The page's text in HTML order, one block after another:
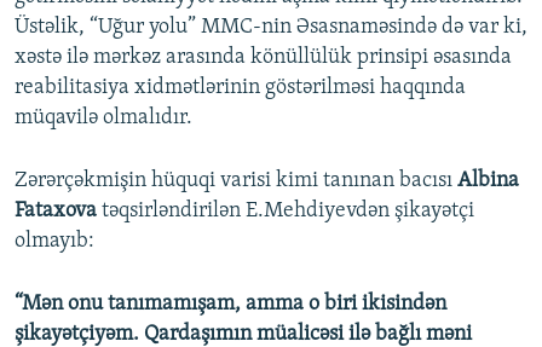
Üstəlik, “Uğur yolu” MMC-nin Əsasnaməsində də var ki,
xəstə ilə mərkəz arasında könüllülük prinsipi əsasında
reabilitasiya xidmətlərinin göstərilməsi haqqında
müqavilə olmalıdır.
Zərərçəkmişin hüquqi varisi kimi tanınan bacısı Albina
Fataxova təqsirləndirilən E.Mehdiyevdən şikayətçi
olmayıb:
“Mən onu tanımamışam, amma o biri ikisindən
şikayətçiyəm. Qardaşımın müalicəsi ilə bağlı məni